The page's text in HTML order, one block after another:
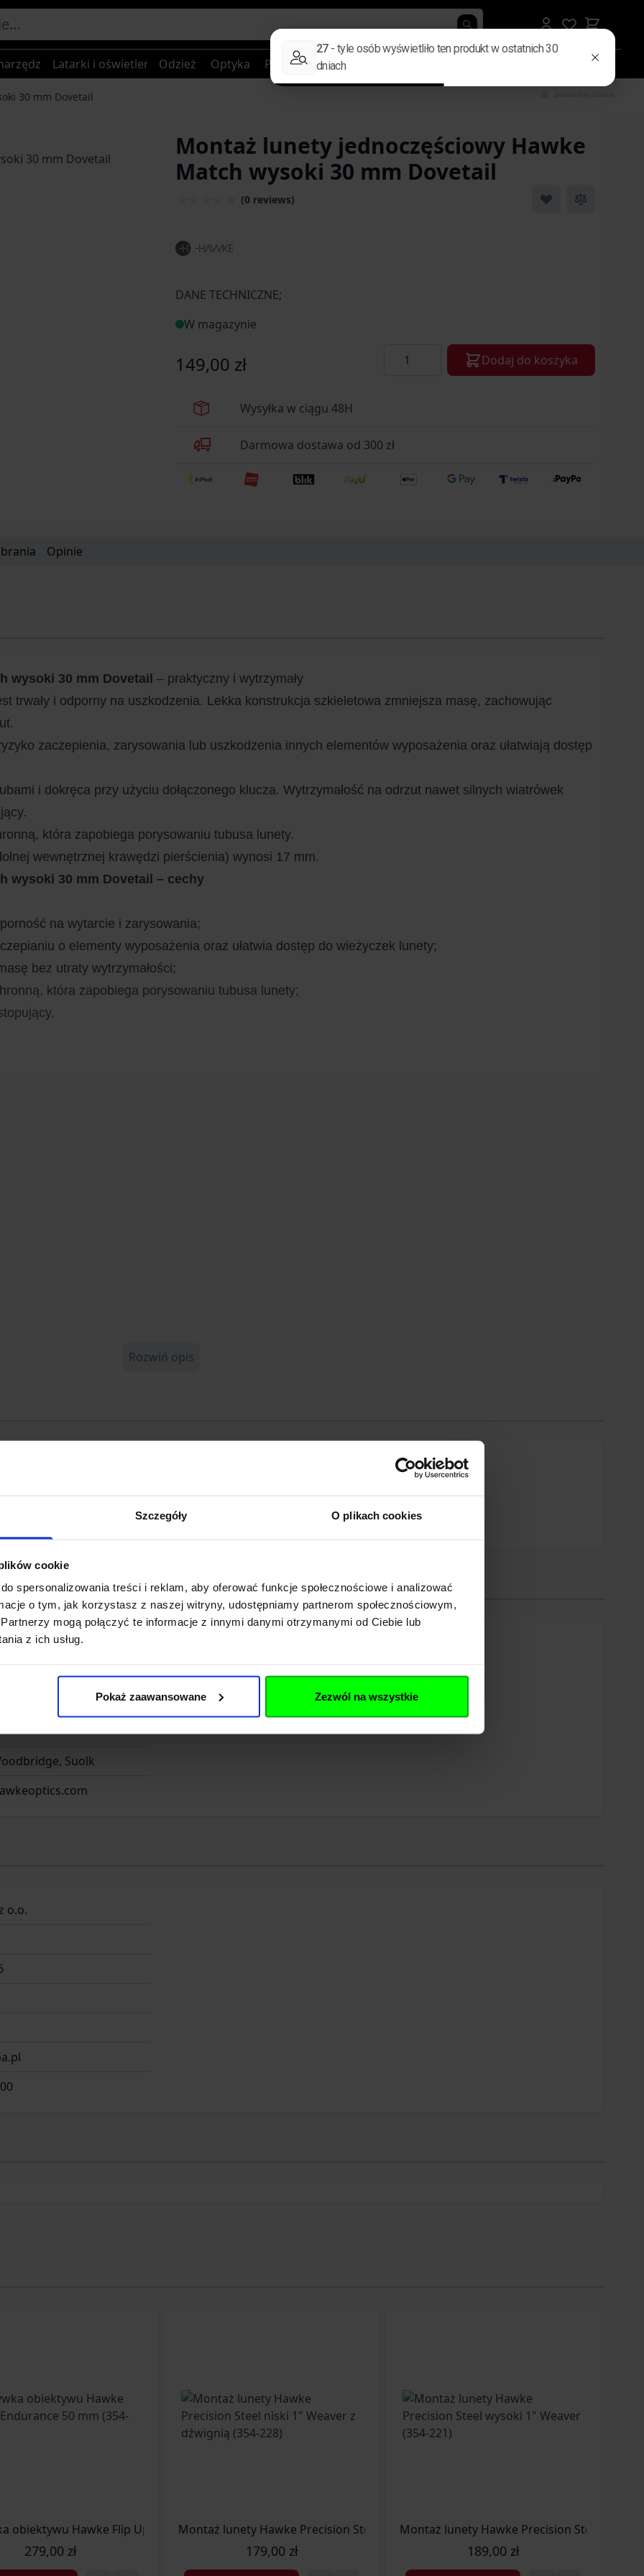
Szczegóły O plikach cookies
cookie
spersonalizowania treści i reklam, aby oferować funkcje społecznościowe i analizować
o tym, jak korzystasz z naszej witryny, udostępniamy partnerom społecznościowym,
mogą połączyć te informacje z innymi danymi otrzymanymi od Ciebie lub
z ich usług.
Pokaż zaawansowane Zezwól na wszystkie
Latarki i oświetlenieOdzież Optyka Plecaki, torby i nerki B2B
30 mm Dovetail
Montaż lunety jednoczęściowy Hawke
Match wysoki 30 mm Dovetail
(0 reviews)
DANE TECHNICZNE;
W magazynie
149,00 zł Ilość Dodaj do koszyka
Wysyłka w ciągu 48H
Darmowa dostawa od 300 zł
Opinie
wysoki 30 mm Dovetail – praktyczny i wytrzymały
trwały i odporny na uszkodzenia. Lekka konstrukcja szkieletowa zmniejsza masę, zachowując
zaczepienia, zarysowania lub uszkodzenia innych elementów wyposażenia oraz ułatwiają dostęp
i dokręca przy użyciu dołączonego klucza. Wytrzymałość na odrzut nawet silnych wiatrówek
która zapobiega porysowaniu tubusa lunety.
wewnętrznej krawędzi pierścienia) wynosi 17 mm.
wysoki 30 mm Dovetail – cechy
na wytarcie i zarysowania;
o elementy wyposażenia oraz ułatwia dostęp do wieżyczek lunety;
bez utraty wytrzymałości;
która zapobiega porysowaniu tubusa lunety;
Rozwiń opis
Suolk
o.o.
obiektywu Hawke Flip Up Endurance 50 mm (354-189)
279,00 zł
Montaż lunety Hawke Precision Steel niski 1" Weaver z dźwignią (354-228)
179,00 zł
Montaż lunety Hawke Precision Steel wysoki
189,00 zł